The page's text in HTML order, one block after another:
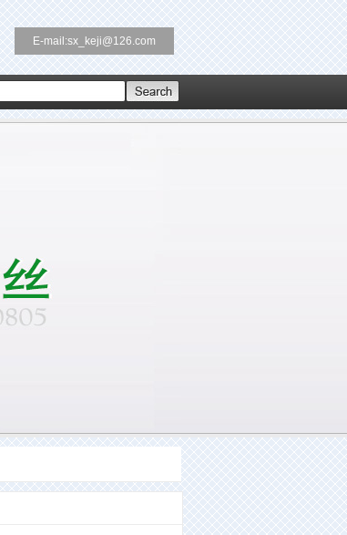
E-mail:sx_keji@126.com